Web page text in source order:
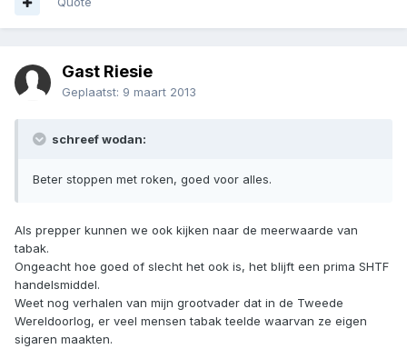
Gast Riesie
Geplaatst: 9 maart 2013
schreef wodan:
Beter stoppen met roken, goed voor alles.
Als prepper kunnen we ook kijken naar de meerwaarde van
tabak.
Ongeacht hoe goed of slecht het ook is, het blijft een prima SHTF
handelsmiddel.
Weet nog verhalen van mijn grootvader dat in de Tweede
Wereldoorlog, er veel mensen tabak teelde waarvan ze eigen
sigaren maakten.